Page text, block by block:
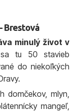
Brestová
minulý život v
tu 50 stavieb
do niekoľkých
domčekov, mlyn,
mangeľ,